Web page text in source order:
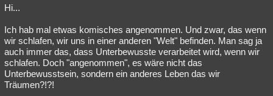
Natur Umfragen Unterhaltung
weitere Rubriken
Philosophie Träume Orte Esoterik Literatur
Astronomie
Hi...
Ich hab mal etwas komisches angenommen. Und zwar, das wenn
wir schlafen, wir uns in einer anderen "Welt" befinden. Man sag ja
auch immer das, dass Unterbewusste verarbeitet wird, wenn wir
schlafen. Doch "angenommen", es wäre nicht das
Unterbewusstsein, sondern ein anderes Leben das wir
Träumen?!?!